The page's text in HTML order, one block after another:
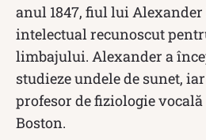
anul 1847, fiul lui
intelectual recunoscut
limbajului. Alexander a
studieze undele de sunet,
profesor de fiziologie
Boston.